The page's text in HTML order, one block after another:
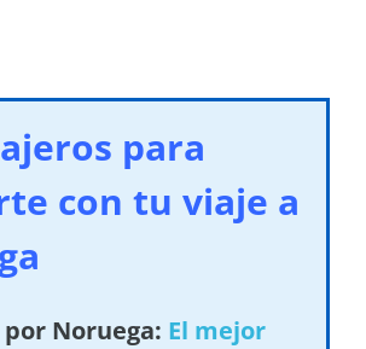
para
con tu viaje a
Noruega: El mejor